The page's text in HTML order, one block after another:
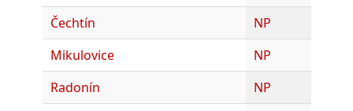
Čechtín
NP
Mikulovice
NP
Radonín
NP